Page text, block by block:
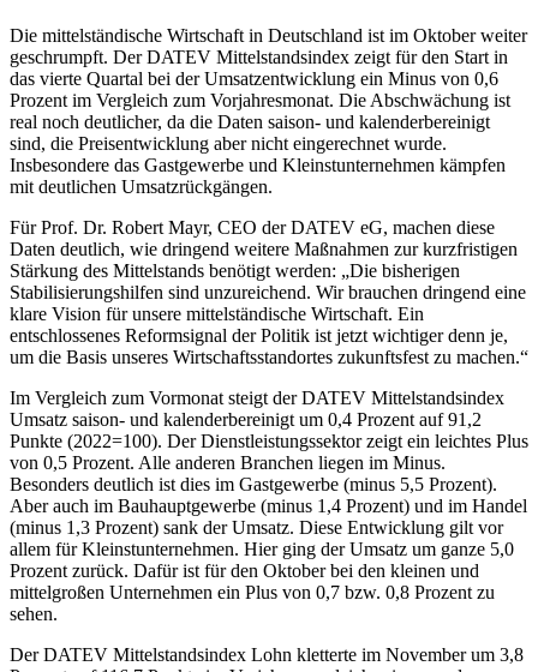
Die mittelständische Wirtschaft in Deutschland ist im Oktober weiter
geschrumpft. Der DATEV Mittelstandsindex zeigt für den Start in
das vierte Quartal bei der Umsatzentwicklung ein Minus von 0,6
Prozent im Vergleich zum Vorjahresmonat. Die Abschwächung ist
real noch deutlicher, da die Daten saison- und kalenderbereinigt
sind, die Preisentwicklung aber nicht eingerechnet wurde.
Insbesondere das Gastgewerbe und Kleinstunternehmen kämpfen
mit deutlichen Umsatzrückgängen.
Für Prof. Dr. Robert Mayr, CEO der DATEV eG, machen diese
Daten deutlich, wie dringend weitere Maßnahmen zur kurzfristigen
Stärkung des Mittelstands benötigt werden: „Die bisherigen
Stabilisierungshilfen sind unzureichend. Wir brauchen dringend eine
klare Vision für unsere mittelständische Wirtschaft. Ein
entschlossenes Reformsignal der Politik ist jetzt wichtiger denn je,
um die Basis unseres Wirtschaftsstandortes zukunftsfest zu machen.“
Im Vergleich zum Vormonat steigt der DATEV Mittelstandsindex
Umsatz saison- und kalenderbereinigt um 0,4 Prozent auf 91,2
Punkte (2022=100). Der Dienstleistungssektor zeigt ein leichtes Plus
von 0,5 Prozent. Alle anderen Branchen liegen im Minus.
Besonders deutlich ist dies im Gastgewerbe (minus 5,5 Prozent).
Aber auch im Bauhauptgewerbe (minus 1,4 Prozent) und im Handel
(minus 1,3 Prozent) sank der Umsatz. Diese Entwicklung gilt vor
allem für Kleinstunternehmen. Hier ging der Umsatz um ganze 5,0
Prozent zurück. Dafür ist für den Oktober bei den kleinen und
mittelgroßen Unternehmen ein Plus von 0,7 bzw. 0,8 Prozent zu
sehen.
Der DATEV Mittelstandsindex Lohn kletterte im November um 3,8